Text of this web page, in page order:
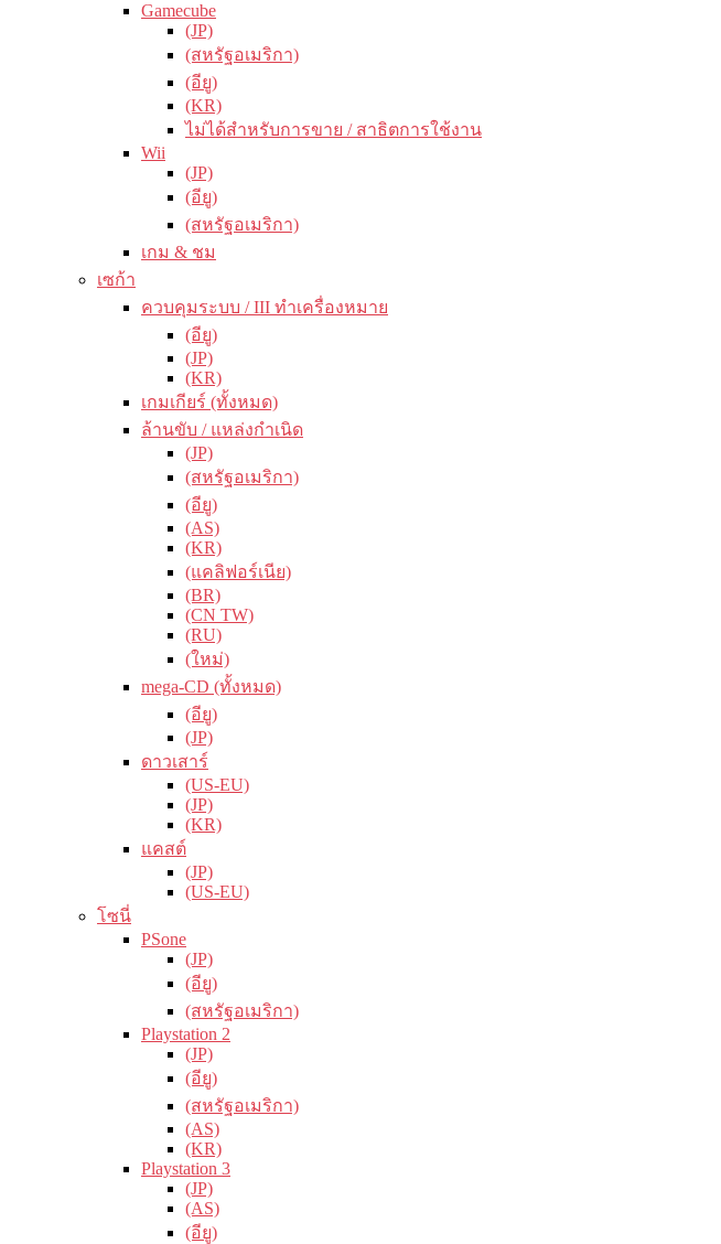
Gamecube
(JP)
(สหรัฐอเมริกา)
(อียู)
(KR)
ไม่ได้สำหรับการขาย / สาธิตการใช้งาน
Wii
(JP)
(อียู)
(สหรัฐอเมริกา)
เกม & ชม
เซก้า
ควบคุมระบบ / III ทำเครื่องหมาย
(อียู)
(JP)
(KR)
เกมเกียร์ (ทั้งหมด)
ล้านขับ / แหล่งกำเนิด
(JP)
(สหรัฐอเมริกา)
(อียู)
(AS)
(KR)
(แคลิฟอร์เนีย)
(BR)
(CN TW)
(RU)
(ใหม่)
mega-CD (ทั้งหมด)
(อียู)
(JP)
ดาวเสาร์
(US-EU)
(JP)
(KR)
แคสต์
(JP)
(US-EU)
โซนี่
PSone
(JP)
(อียู)
(สหรัฐอเมริกา)
Playstation 2
(JP)
(อียู)
(สหรัฐอเมริกา)
(AS)
(KR)
Playstation 3
(JP)
(AS)
(อียู)